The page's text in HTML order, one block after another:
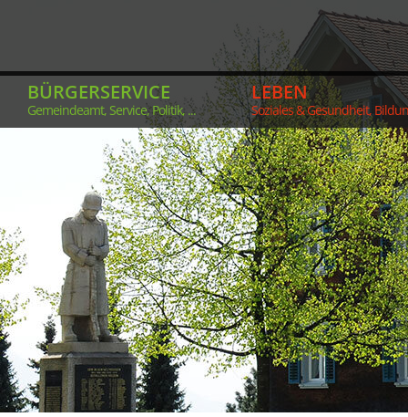
BÜRGERSERVICE
Gemeindeamt, Service, Politik, ...
LEBEN
Soziales & Gesundheit,